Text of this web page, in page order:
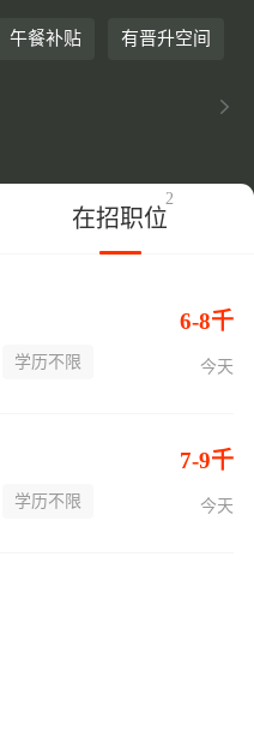
午餐补贴 有晋升空间
在招职位
2
6-8千
学历不限 今天
7-9千
学历不限 今天